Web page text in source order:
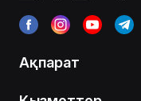
Ақпарат